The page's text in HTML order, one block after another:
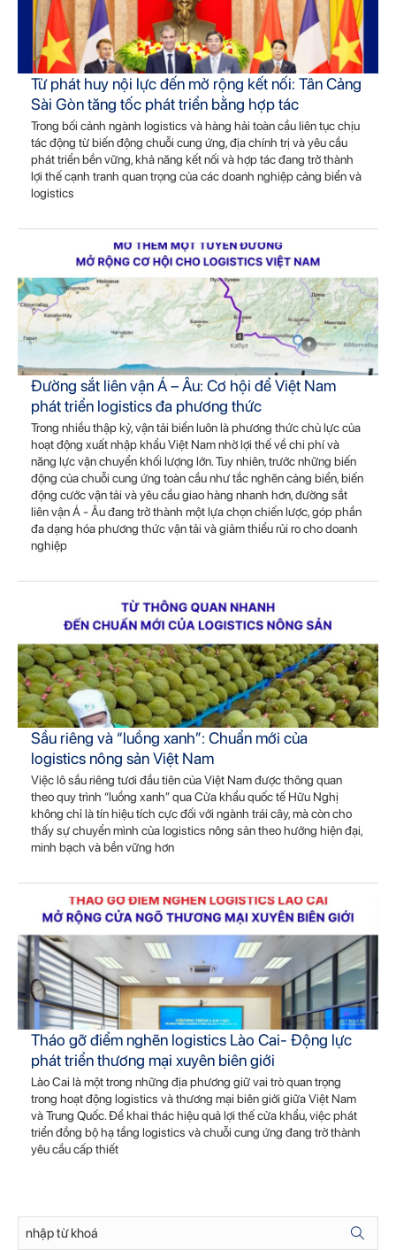
Từ phát huy nội lực đến mở rộng kết nối: Tân Cảng
Sài Gòn tăng tốc phát triển bằng hợp tác
Trong bối cảnh ngành logistics và hàng hải toàn cầu liên tục chịu
tác động từ biến động chuỗi cung ứng, địa chính trị và yêu cầu
phát triển bền vững, khả năng kết nối và hợp tác đang trở thành
lợi thế cạnh tranh quan trọng của các doanh nghiệp cảng biển và
logistics
Đường sắt liên vận Á – Âu: Cơ hội để Việt Nam
phát triển logistics đa phương thức
Trong nhiều thập kỷ, vận tải biển luôn là phương thức chủ lực của
hoạt động xuất nhập khẩu Việt Nam nhờ lợi thế về chi phí và
năng lực vận chuyển khối lượng lớn. Tuy nhiên, trước những biến
động của chuỗi cung ứng toàn cầu như tắc nghẽn cảng biển, biến
động cước vận tải và yêu cầu giao hàng nhanh hơn, đường sắt
liên vận Á - Âu đang trở thành một lựa chọn chiến lược, góp phần
đa dạng hóa phương thức vận tải và giảm thiểu rủi ro cho doanh
nghiệp
Sầu riêng và “luồng xanh”: Chuẩn mới của
logistics nông sản Việt Nam
Việc lô sầu riêng tươi đầu tiên của Việt Nam được thông quan
theo quy trình “luồng xanh” qua Cửa khẩu quốc tế Hữu Nghị
không chỉ là tín hiệu tích cực đối với ngành trái cây, mà còn cho
thấy sự chuyển mình của logistics nông sản theo hướng hiện đại,
minh bạch và bền vững hơn
Tháo gỡ điểm nghẽn logistics Lào Cai- Động lực
phát triển thương mại xuyên biên giới
Lào Cai là một trong những địa phương giữ vai trò quan trọng
trong hoạt động logistics và thương mại biên giới giữa Việt Nam
và Trung Quốc. Để khai thác hiệu quả lợi thế cửa khẩu, việc phát
triển đồng bộ hạ tầng logistics và chuỗi cung ứng đang trở thành
yêu cầu cấp thiết